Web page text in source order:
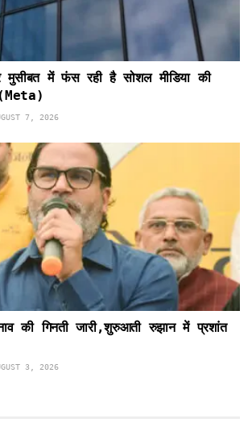
मुसीबत में फंस रही है सोशल मीडिया की
(Meta)
7, 2026
की गिनती जारी,शुरुआती रुझान में प्रशांत
3, 2026